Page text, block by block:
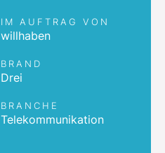
IM AUFTRAG VON
willhaben
BRAND
Drei
BRANCHE
Telekommunikation